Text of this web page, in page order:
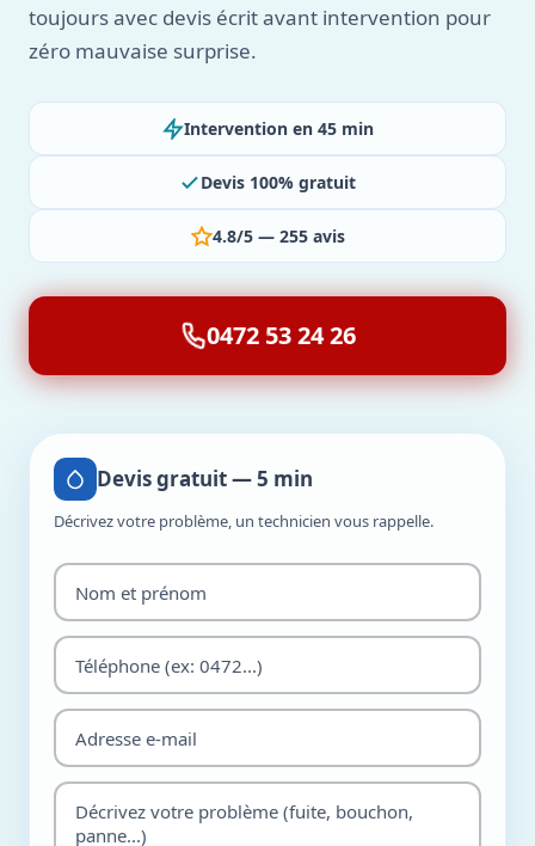
toujours avec devis écrit avant intervention pour
zéro mauvaise surprise.
Intervention en 45 min
Devis 100% gratuit
4.8/5 — 255 avis
0472 53 24 26
Devis gratuit — 5 min
Décrivez votre problème, un technicien vous rappelle.